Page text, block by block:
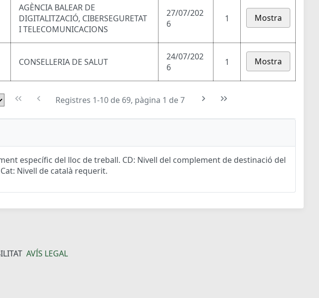
AGÈNCIA BALEAR DE
DIGITALITZACIÓ, CIBERSEGURETAT
I TELECOMUNICACIONS
27/07/202
6
1 Mostra
CONSELLERIA DE SALUT
24/07/202
6
1 Mostra
Registres 1-10 de 69, pàgina 1 de 7
específic del lloc de treball. CD: Nivell del complement de destinació del
Nivell de català requerit.
AVÍS LEGAL